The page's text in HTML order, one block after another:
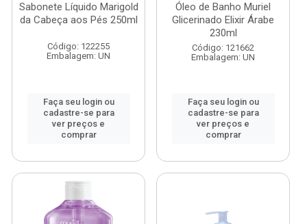
Sabonete Líquido Marigold
da Cabeça aos Pés 250ml
Código: 122255
Embalagem: UN
Faça seu login ou
cadastre-se para
ver preços e
comprar
Óleo de Banho Muriel
Glicerinado Elixir Árabe
230ml
Código: 121662
Embalagem: UN
Faça seu login ou
cadastre-se para
ver preços e
comprar